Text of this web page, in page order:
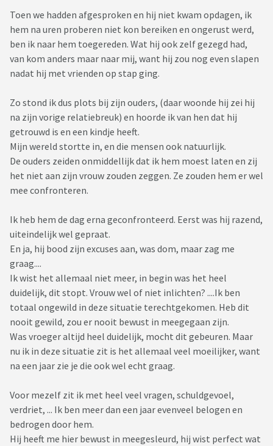
Toen we hadden afgesproken en hij niet kwam opdagen, ik
hem na uren proberen niet kon bereiken en ongerust werd,
ben ik naar hem toegereden. Wat hij ook zelf gezegd had,
van kom anders maar naar mij, want hij zou nog even slapen
nadat hij met vrienden op stap ging.
Zo stond ik dus plots bij zijn ouders, (daar woonde hij zei hij
na zijn vorige relatiebreuk) en hoorde ik van hen dat hij
getrouwd is en een kindje heeft.
Mijn wereld stortte in, en die mensen ook natuurlijk.
De ouders zeiden onmiddellijk dat ik hem moest laten en zij
het niet aan zijn vrouw zouden zeggen. Ze zouden hem er wel
mee confronteren.
Ik heb hem de dag erna geconfronteerd. Eerst was hij razend,
uiteindelijk wel gepraat.
En ja, hij bood zijn excuses aan, was dom, maar zag me
graag....
Ik wist het allemaal niet meer, in begin was het heel
duidelijk, dit stopt. Vrouw wel of niet inlichten? ....Ik ben
totaal ongewild in deze situatie terechtgekomen. Heb dit
nooit gewild, zou er nooit bewust in meegegaan zijn.
Was vroeger altijd heel duidelijk, mocht dit gebeuren. Maar
nu ik in deze situatie zit is het allemaal veel moeilijker, want
na een jaar zie je die ook wel echt graag.
Voor mezelf zit ik met heel veel vragen, schuldgevoel,
verdriet, ... Ik ben meer dan een jaar evenveel belogen en
bedrogen door hem.
Hij heeft me hier bewust in meegesleurd, hij wist perfect wat